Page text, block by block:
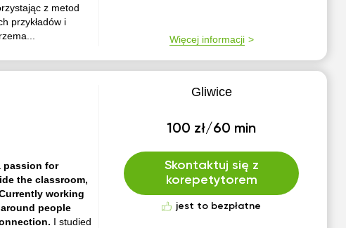
z metod
przykładów i
Więcej informacji
passion for
the classroom,
working
people
I studied
Gliwice
100 zł/60 min
Skontaktuj się z
korepetytorem
jest to bezpłatne